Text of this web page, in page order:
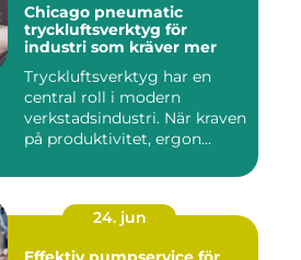
Chicago pneumatic
tryckluftsverktyg för
industri som kräver mer
Tryckluftsverktyg har en
central roll i modern
verkstadsindustri. När kraven
på produktivitet, ergon...
24. jun